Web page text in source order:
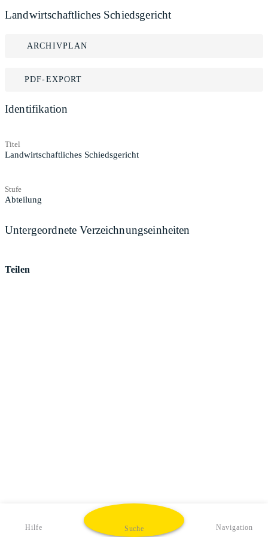
Landwirtschaftliches Schiedsgericht
ARCHIVPLAN
PDF-EXPORT
Identifikation
Titel
Landwirtschaftliches Schiedsgericht
Stufe
Abteilung
Untergeordnete Verzeichnungseinheiten
Teilen
Hilfe Suche Navigation